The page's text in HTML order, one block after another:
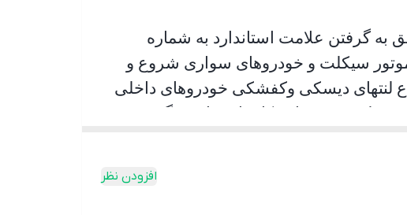
به گرفتن علامت استاندارد به شماره
ترمز موتور سیکلت و خودروهای سواری شروع و
لنتهای دیسکی وکفشکی خودروهای داخلی
تولیدشده در این کارخانه، با دربرگرفتن
افزودن نظر